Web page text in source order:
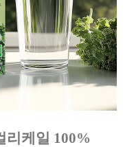
리케일 100%